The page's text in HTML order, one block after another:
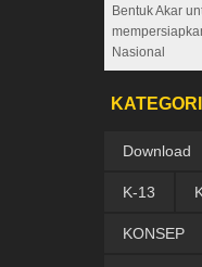
Bentuk Akar
Nasional
KATEGORI
Download
K-13
KONSEP